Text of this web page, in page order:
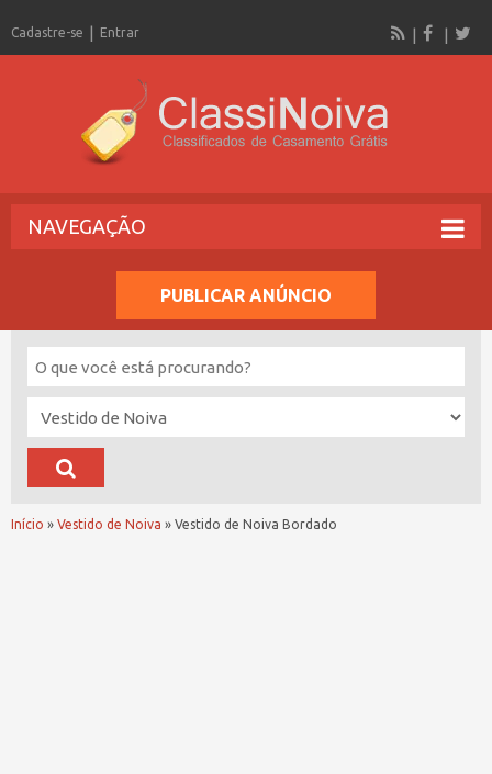
Cadastre-se Entrar
NAVEGAÇÃO
PUBLICAR ANÚNCIO
Início » Vestido de Noiva » Vestido de Noiva Bordado